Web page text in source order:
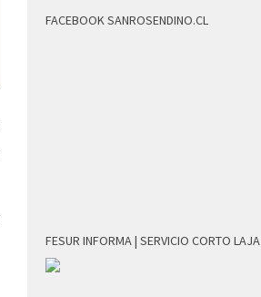
FACEBOOK SANROSENDINO.CL
FESUR INFORMA | SERVICIO CORTO LAJA